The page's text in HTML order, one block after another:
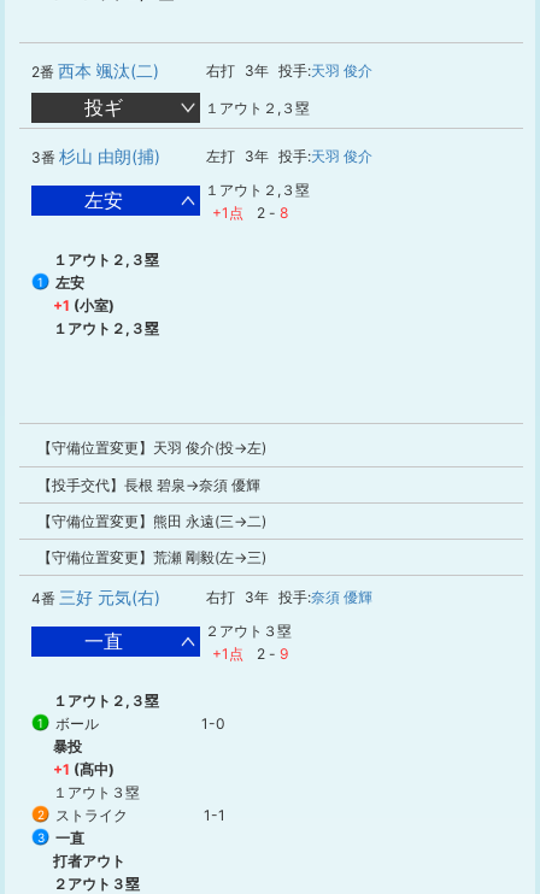
2番 西本 颯汰(二) 右打 3年 投手:天羽 俊介
投ギ １アウト２,３塁
3番 杉山 由朗(捕) 左打 3年 投手:天羽 俊介
左安
１アウト２,３塁
+1点
2 - 8
１アウト２,３塁
1
左安
+1 (小室)
１アウト２,３塁
【守備位置変更】天羽 俊介(投→左)
【投手交代】長根 碧泉→奈須 優輝
【守備位置変更】熊田 永遠(三→二)
【守備位置変更】荒瀬 剛毅(左→三)
4番 三好 元気(右) 右打 3年 投手:奈須 優輝
一直
２アウト３塁
+1点
2 - 9
１アウト２,３塁
1 ボール
1-0
暴投
+1 (髙中)
１アウト３塁
2 ストライク 1-1
3
一直
打者アウト
２アウト３塁